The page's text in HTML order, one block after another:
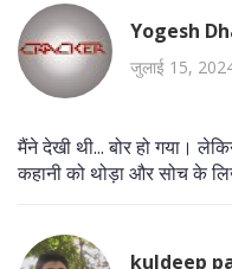
Yogesh
जुलाई 15,
मैंने देखी थी... बोर हो गया।
कहानी को थोड़ा और सोच के
kuldeep